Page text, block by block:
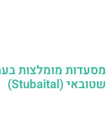
מסעדות מומלצות
שטובאי (Stubaital)